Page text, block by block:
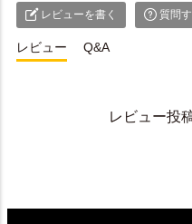
レビューを書く 質問
レビュー Q&A
レビュー投